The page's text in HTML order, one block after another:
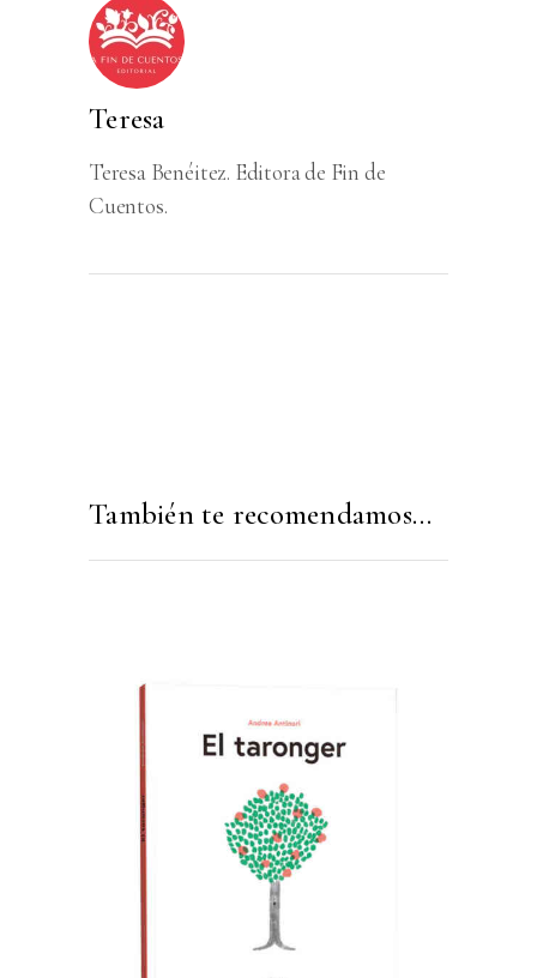
Teresa
Teresa Benéitez. Editora de Fin de
Cuentos.
También te recomendamos…